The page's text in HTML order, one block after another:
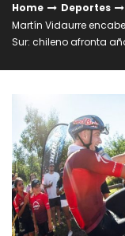
Home
Deportes
Martín Vidaurre
Sur: chileno afronta